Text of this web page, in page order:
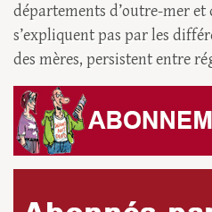
départements d’outre-mer et
s’expliquent pas par les
des mères, persistent entre